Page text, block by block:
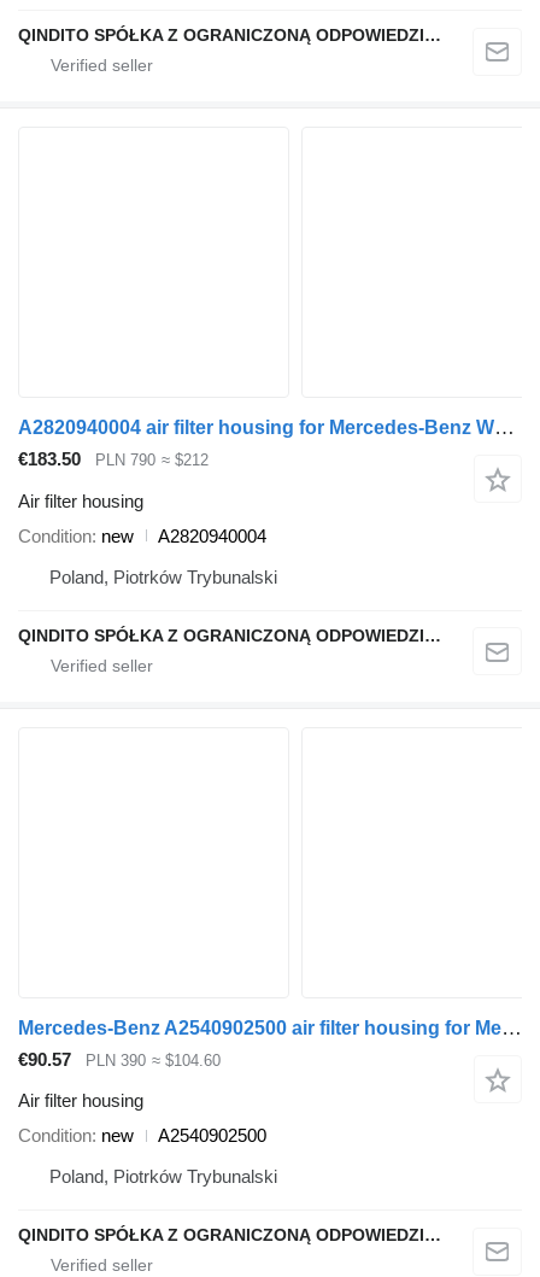
QINDITO SPÓŁKA Z OGRANICZONĄ ODPOWIEDZIALNOŚCIĄ
A2820940004 air filter housing for Mercedes-Benz W177 W247 car
€183.50 PLN 790 ≈ $212
Air filter housing
Condition new
A2820940004
Poland, Piotrków Trybunalski
QINDITO SPÓŁKA Z OGRANICZONĄ ODPOWIEDZIALNOŚCIĄ
Mercedes-Benz A2540902500 air filter housing for Mercedes-Benz w206 w214 car
€90.57 PLN 390 ≈ $104.60
Air filter housing
Condition new
A2540902500
Poland, Piotrków Trybunalski
QINDITO SPÓŁKA Z OGRANICZONĄ ODPOWIEDZIALNOŚCIĄ